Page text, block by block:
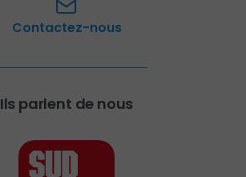
Contactez-nous
Ils parlent de nous